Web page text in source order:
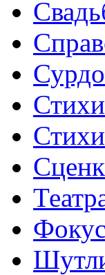
Сурдо
Стихи